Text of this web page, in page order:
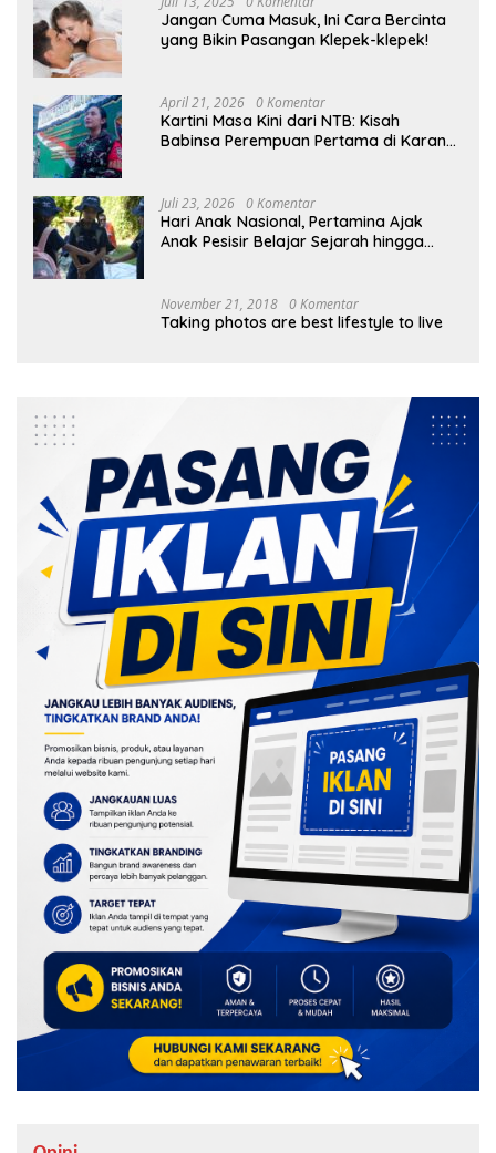
Jangan Cuma Masuk, Ini Cara Bercinta
yang Bikin Pasangan Klepek-klepek!
April 21, 2026 0 Komentar
Kartini Masa Kini dari NTB: Kisah
Babinsa Perempuan Pertama di Karang
Juli 23, 2026 0 Komentar
Hari Anak Nasional, Pertamina Ajak
Anak Pesisir Belajar Sejarah hingga
November 21, 2018 0 Komentar
Taking photos are best lifestyle to live